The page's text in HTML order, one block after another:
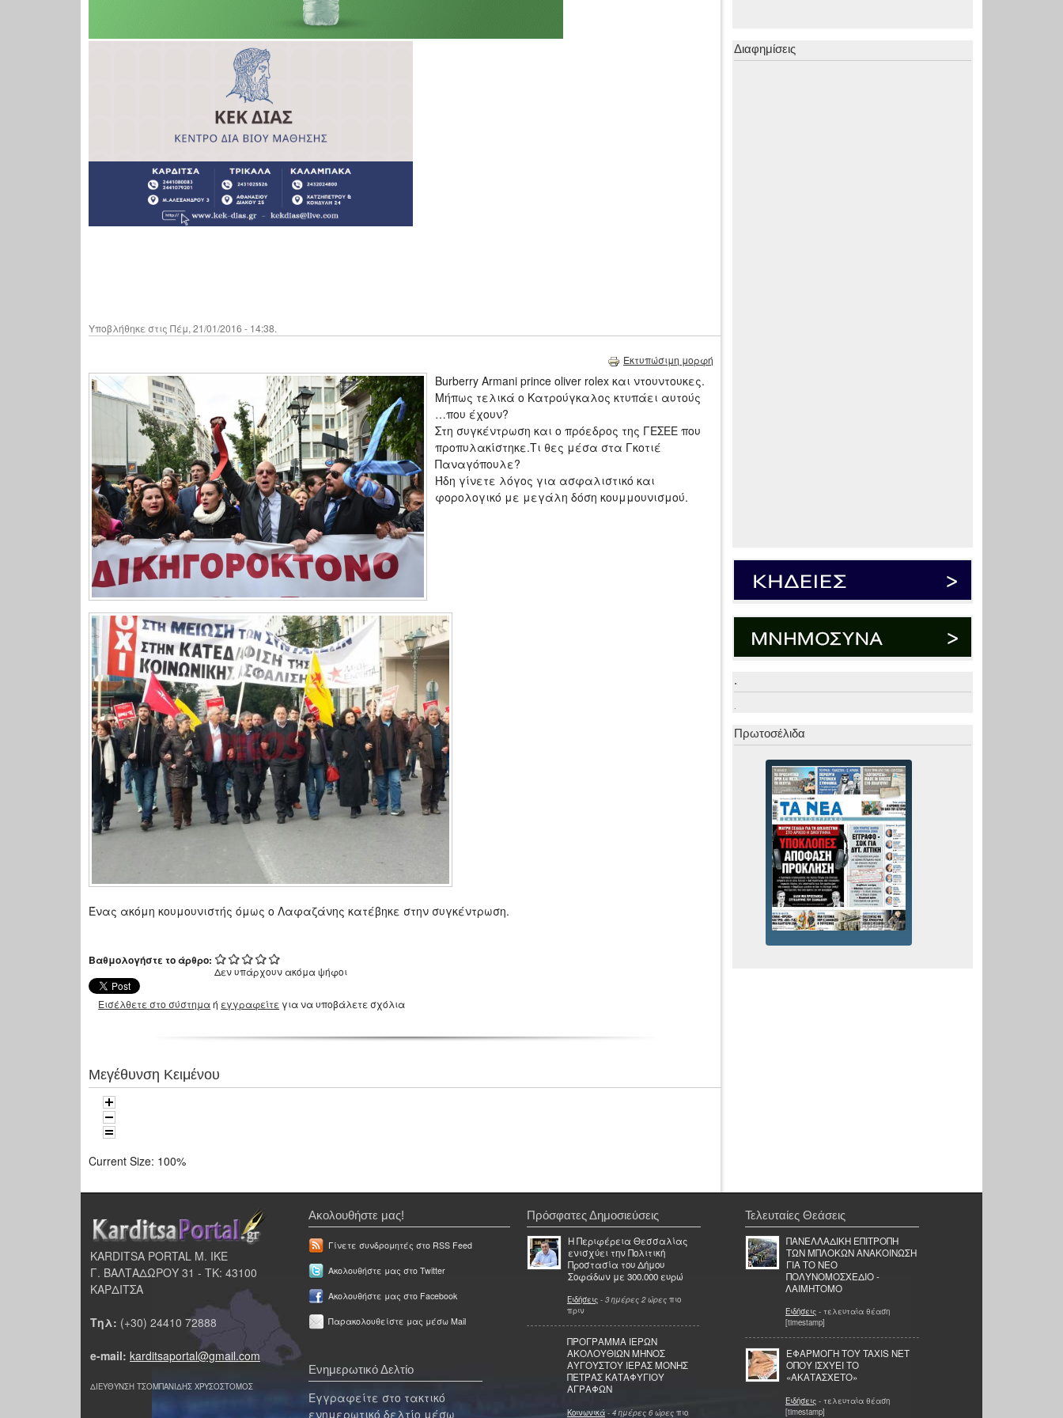
Υποβλήθηκε στις Πέμ, 21/01/2016 - 14:38.
Εκτυπώσιμη μορφή
Burberry Armani prince oliver rolex και ντουντουκες.
Μήπως τελικά ο Κατρούγκαλος κτυπάει αυτούς
…που έχουν?
Στη συγκέντρωση και ο πρόεδρος της ΓΕΣΕΕ που
προπυλακίστηκε.Τι θες μέσα στα Γκοτιέ
Παναγόπουλε?
Ήδη γίνετε λόγος για ασφαλιστικό και
φορολογικό με μεγάλη δόση κουμμουνισμού.
Ένας ακόμη κουμουνιστής όμως ο Λαφαζάνης κατέβηκε στην συγκέντρωση.
Βαθμολογήστε το άρθρο:
Δεν υπάρχουν ακόμα ψήφοι
Εισέλθετε στο σύστημαή εγγραφείτε για να υποβάλετε σχόλια
Μεγέθυνση Κειμένου
Current Size: 100%
Διαφημίσεις
.
.
Πρωτοσέλιδα
KARDITSA PORTAL Μ. ΙΚΕ
Γ. ΒΑΛΤΑΔΩΡΟΥ 31 - ΤΚ: 43100
ΚΑΡΔΙΤΣΑ
Τηλ: (+30) 24410 72888
e-mail: karditsaportal@gmail.com
ΔΙΕΥΘΥΝΣΗ ΤΣΟΜΠΑΝΙΔΗΣ ΧΡΥΣΟΣΤΟΜΟΣ
Ακολουθήστε μας!
Γίνετε συνδρομητές στο RSS Feed
Ακολουθήστε μας στο Twitter
Ακολουθήστε μας στο Facebook
Παρακολουθείστε μας μέσω Mail
Ενημερωτικό Δελτίο
Εγγραφείτε στο τακτικό
ενημερωτικό δελτίο μέσω
Πρόσφατες Δημοσιεύσεις
Η Περιφέρεια Θεσσαλίας
ενισχύει την Πολιτική
Προστασία του Δήμου
Σοφάδων με 300.000 ευρώ
Ειδήσεις - 3 ημέρες 2 ώρες πιο
πριν
ΠΡΟΓΡΑΜΜΑ ΙΕΡΩΝ
ΑΚΟΛΟΥΘΙΩΝ ΜΗΝΟΣ
ΑΥΓΟΥΣΤΟΥ ΙΕΡΑΣ ΜΟΝΗΣ
ΠΕΤΡΑΣ ΚΑΤΑΦΥΓΙΟΥ
ΑΓΡΑΦΩΝ
Κοινωνικά - 4 ημέρες 6 ώρες πιο
Τελευταίες Θεάσεις
ΠΑΝΕΛΛΑΔΙΚΗ ΕΠΙΤΡΟΠΗ
ΤΩΝ ΜΠΛΟΚΩΝ ΑΝΑΚΟΙΝΩΣΗ
ΓΙΑ ΤΟ ΝΕΟ
ΠΟΛΥΝΟΜΟΣΧΕΔΙΟ -
ΛΑΙΜΗΤΟΜΟ
Ειδήσεις - τελευταία θέαση
[timestamp]
ΕΦΑΡΜΟΓΗ ΤΟΥ TAXIS NET
ΟΠΟΥ ΙΣΧΥΕΙ ΤΟ
«ΑΚΑΤΑΣΧΕΤΟ»
Ειδήσεις - τελευταία θέαση
[timestamp]